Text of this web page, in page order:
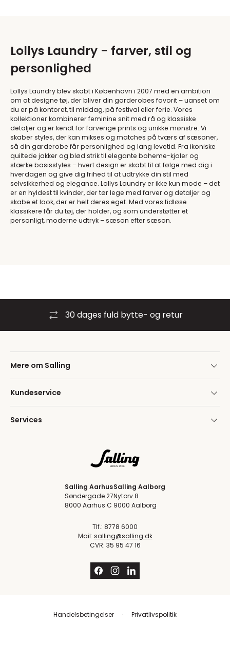
Lollys Laundry - farver, stil og
personlighed
Lollys Laundry blev skabt i København i 2007 med en ambition
om at designe tøj, der bliver din garderobes favorit – uanset om
du er på kontoret, til middag, på festival eller ferie. Vores
kollektioner kombinerer feminine snit med rå og klassiske
detaljer og er kendt for farverige prints og unikke mønstre. Vi
skaber styles, der kan mikses og matches på tværs af sæsoner,
så din garderobe får personlighed og lang levetid. Fra ikoniske
quiltede jakker og blød strik til elegante boheme-kjoler og
stærke basisstyles – hvert design er skabt til at følge med dig i
hverdagen og give dig frihed til at udtrykke din stil med
selvsikkerhed og elegance. Lollys Laundry er ikke kun mode – det
er en hyldest til kvinder, der tør lege med farver og detaljer og
skabe et look, der er helt deres eget. Med vores tidløse
klassikere får du tøj, der holder, og som understøtter et
personligt, moderne udtryk – sæson efter sæson.
30 dages fuld bytte- og retur
Mere om Salling
Kundeservice
Services
Salling Aarhus
Søndergade 27
8000 Aarhus C
Salling Aalborg
Nytorv 8
9000 Aalborg
Tlf.: 8778 6000
Mail: salling@salling.dk
CVR: 35 95 47 16
Handelsbetingelser Privatlivspolitik